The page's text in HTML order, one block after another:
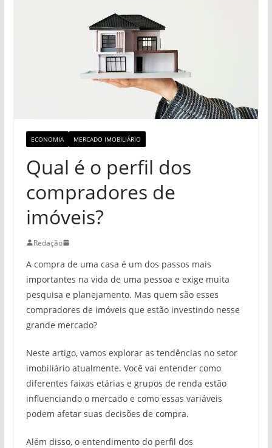
ECONOMIA MERCADO IMOBILIÁRIO
Qual é o perfil dos
compradores de
imóveis?
Redação
A compra de uma casa é um dos passos mais
importantes na vida de uma pessoa e exige muita
pesquisa e planejamento. Mas quem são esses
compradores de imóveis que estão investindo nesse
grande mercado?
Neste artigo, vamos explorar as tendências no setor
imobiliário atualmente. Você vai entender como
diferentes faixas etárias e grupos de renda estão
influenciando o mercado e como essas variáveis
podem afetar suas decisões de compra.
Além disso, o entendimento do perfil dos